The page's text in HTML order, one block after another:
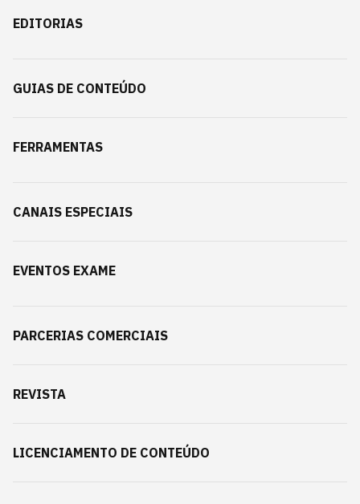
EDITORIAS
GUIAS DE CONTEÚDO
FERRAMENTAS
CANAIS ESPECIAIS
EVENTOS EXAME
PARCERIAS COMERCIAIS
REVISTA
LICENCIAMENTO DE CONTEÚDO